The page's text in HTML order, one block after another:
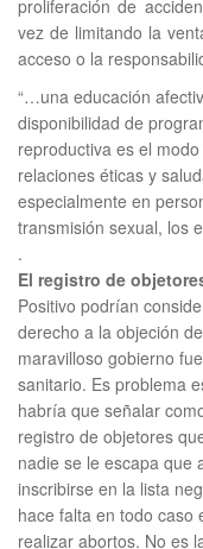
proliferación de
vez de limitando la
acceso o la
“…una educación
disponibilidad de
reproductiva es el
relaciones éticas y
especialmente en
transmisión sexual, los
.
El registro de
Positivo podrían
derecho a la objeción
maravilloso gobierno
sanitario. Es problema
habría que señalar
registro de objetores
nadie se le escapa que
inscribirse en la lista
hace falta en todo caso
realizar abortos. No es